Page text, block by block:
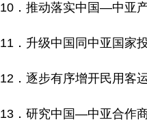
10．推动落实中国—中亚
11．升级中国同中亚国家
12．逐步有序增开民用客
13．研究中国—中亚合作